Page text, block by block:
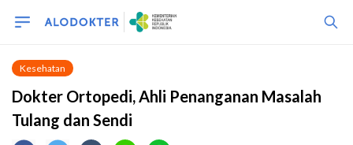
Kesehatan
Dokter Ortopedi, Ahli Penanganan Masalah
Tulang dan Sendi